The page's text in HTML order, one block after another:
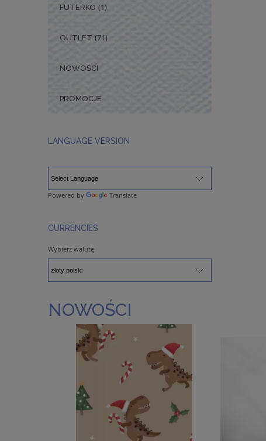
FUTERKO (1)
OUTLET (71)
NOWOŚCI
PROMOCJE
LANGUAGE VERSION
Powered by Translate
CURRENCIES
Wybierz walutę
NOWOŚCI